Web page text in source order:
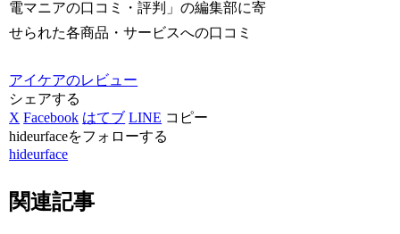
電マニアの口コミ・評判」の編集部に寄
せられた各商品・サービスへの口コミ
アイケアのレビュー
シェアする
X Facebook はてブ LINE コピー
hideurfaceをフォローする
hideurface
関連記事